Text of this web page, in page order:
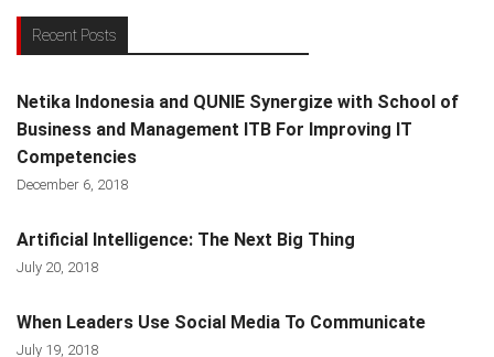
Recent Posts
Netika Indonesia and QUNIE Synergize with School of
Business and Management ITB For Improving IT
Competencies
December 6, 2018
Artificial Intelligence: The Next Big Thing
July 20, 2018
When Leaders Use Social Media To Communicate
July 19, 2018